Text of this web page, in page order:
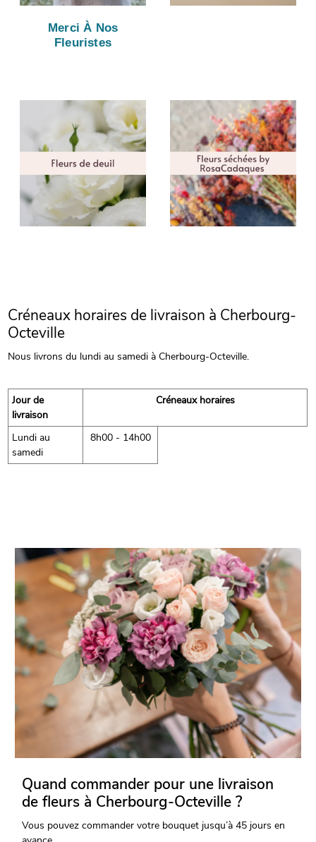
Merci À Nos
Fleuristes
Créneaux horaires de livraison à Cherbourg-
Octeville
Nous livrons du lundi au samedi à Cherbourg-Octeville.
Jour de
livraison
Créneaux horaires
Lundi au
samedi
8h00 - 14h00
Quand commander pour une livraison
de fleurs à Cherbourg-Octeville ?
Vous pouvez commander votre bouquet jusqu’à 45 jours en